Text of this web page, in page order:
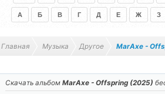
А Б В Г Д Е Ж З
Главная Музыка Другое MarAxe -
Скачать альбом MarAxe - Offspring (2025)